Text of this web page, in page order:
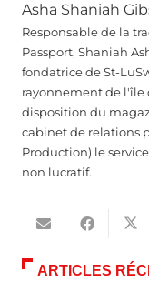
Asha Shaniah
Responsable de la
Passport, Shaniah
fondatrice de St-
rayonnement de l'île
disposition du
cabinet de relations
Production) le
non lucratif.
ARTICLES